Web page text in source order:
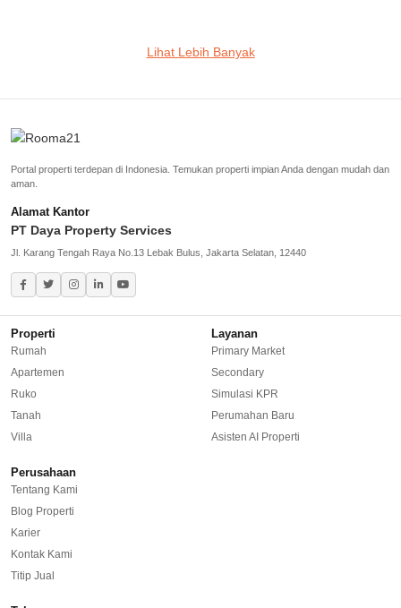
Rumah Dijual di Kebayoran Baru
Rumah Dijual di Cinere
Rumah Dijual di Bekasi
Rumah Dijual di Bogor
Rumah Dijual di Tangerang Selatan
Rumah Dijual di Depok
Bandung
Surabaya
Bali
Overseas
Lihat Lebih Banyak
Portal properti terdepan di Indonesia. Temukan properti impian Anda dengan mudah dan
aman.
Alamat Kantor
PT Daya Property Services
Jl. Karang Tengah Raya No.13 Lebak Bulus, Jakarta Selatan, 12440
Properti
Rumah
Apartemen
Ruko
Tanah
Villa
Layanan
Primary Market
Secondary
Simulasi KPR
Perumahan Baru
Asisten AI Properti
Perusahaan
Tentang Kami
Blog Properti
Karier
Kontak Kami
Titip Jual